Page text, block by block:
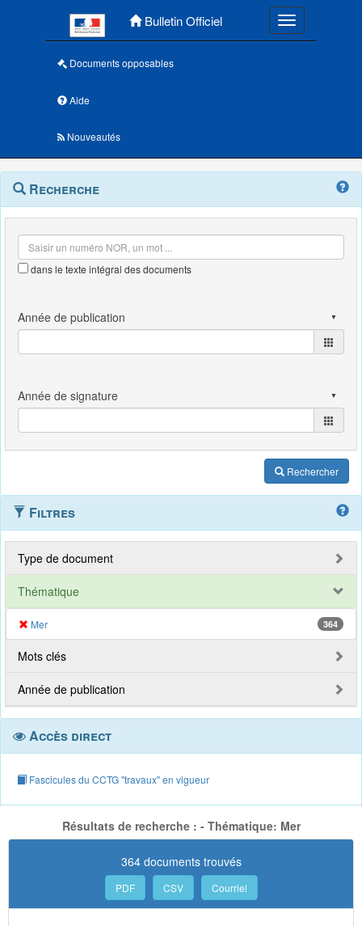
Bulletin Officiel Toggle
Documents opposables
Aide
Nouveautés
Navigation
outils
Menu
contextuel
Recherche
dans le texte intégral des documents
Rechercher
Filtres
Type de document
Thématique
Mer 364
Mots clés
Année de publication
Accès direct
Fascicules du CCTG "travaux" en vigueur
Résultats de recherche : - Thématique: Mer
364 documents trouvés
PDF CSV Courriel